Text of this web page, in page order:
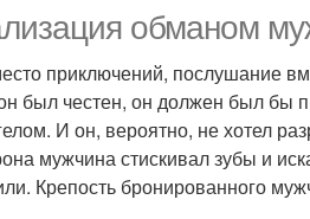
обманом
приключений, послушание
был честен, он должен был бы
И он, вероятно, не хотел
мужчина стискивал зубы и
Крепость бронированного